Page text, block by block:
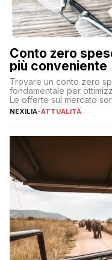
Conto zero
più conveniente
Trovare un conto zero
fondamentale per
Le offerte sul mercato
individuare quella più
sul […]
NEXILIA-ATTUALITÀ